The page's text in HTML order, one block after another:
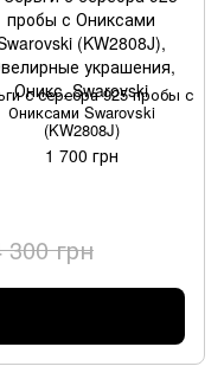
с серебра 925 пробы с
Ониксами Swarovski
(KW2808J)
1 700 грн
300 грн